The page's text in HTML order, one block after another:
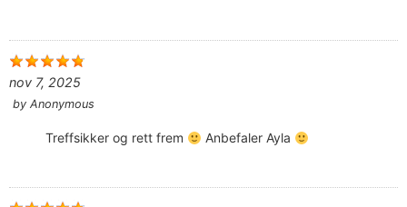
nov 7, 2025
by Anonymous
Treffsikker og rett frem Anbefaler Ayla